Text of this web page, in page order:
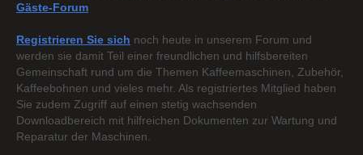
Gäste-Forum
Registrieren Sie sich noch heute in unserem Forum und
werden sie damit Teil einer freundlichen und hilfsbereiten
Gemeinschaft rund um die Themen Kaffeemaschinen, Zubehör,
Kaffeebohnen und vieles mehr. Als registriertes Mitglied haben
Sie zudem Zugriff auf einen stetig wachsenden
Downloadbereich mit hilfreichen Dokumenten zur Wartung und
Reparatur der Maschinen.